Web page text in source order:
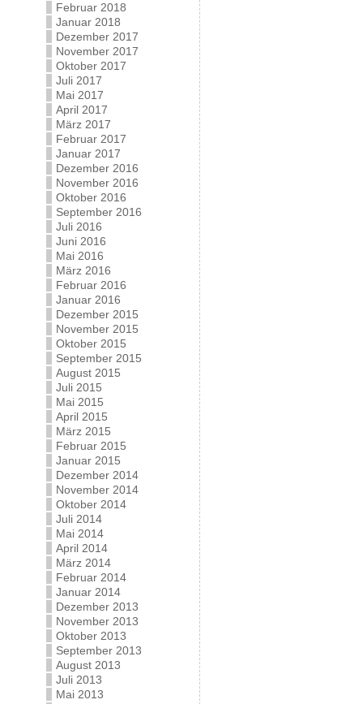
Februar 2018
Januar 2018
Dezember 2017
November 2017
Oktober 2017
Juli 2017
Mai 2017
April 2017
März 2017
Februar 2017
Januar 2017
Dezember 2016
November 2016
Oktober 2016
September 2016
Juli 2016
Juni 2016
Mai 2016
März 2016
Februar 2016
Januar 2016
Dezember 2015
November 2015
Oktober 2015
September 2015
August 2015
Juli 2015
Mai 2015
April 2015
März 2015
Februar 2015
Januar 2015
Dezember 2014
November 2014
Oktober 2014
Juli 2014
Mai 2014
April 2014
März 2014
Februar 2014
Januar 2014
Dezember 2013
November 2013
Oktober 2013
September 2013
August 2013
Juli 2013
Mai 2013